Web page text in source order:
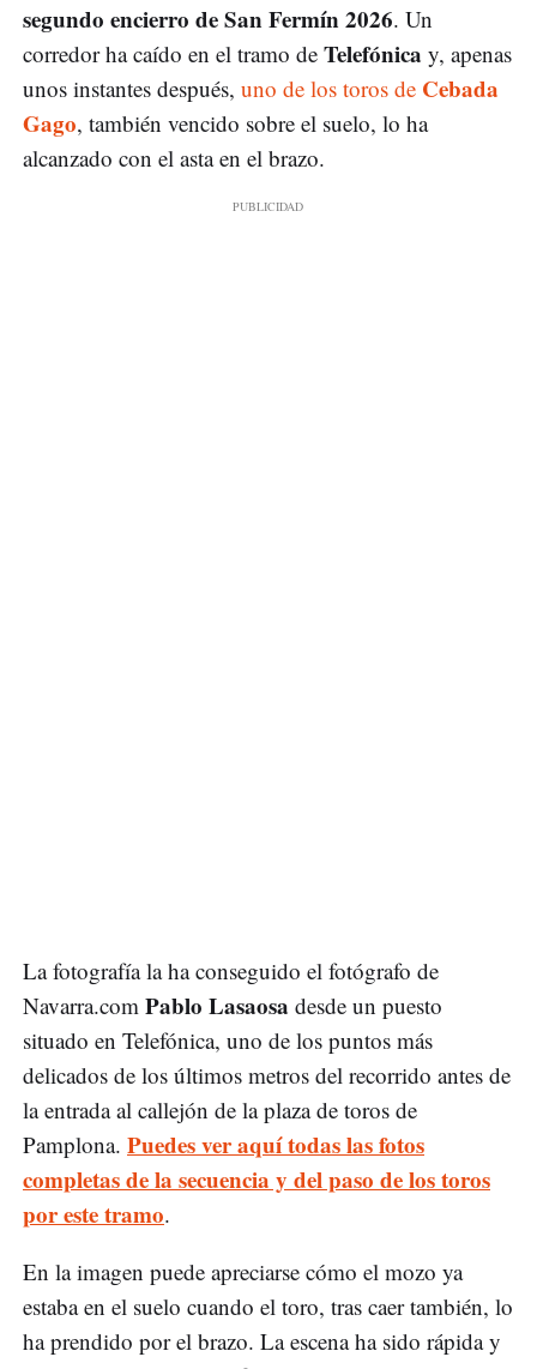
segundo encierro de San Fermín 2026. Un
corredor ha caído en el tramo de Telefónica y, apenas
unos instantes después, uno de los toros de Cebada
Gago, también vencido sobre el suelo, lo ha
alcanzado con el asta en el brazo.
La fotografía la ha conseguido el fotógrafo de
Navarra.com Pablo Lasaosa desde un puesto
situado en Telefónica, uno de los puntos más
delicados de los últimos metros del recorrido antes de
la entrada al callejón de la plaza de toros de
Pamplona. Puedes ver aquí todas las fotos
completas de la secuencia y del paso de los toros
por este tramo.
En la imagen puede apreciarse cómo el mozo ya
estaba en el suelo cuando el toro, tras caer también, lo
ha prendido por el brazo. La escena ha sido rápida y